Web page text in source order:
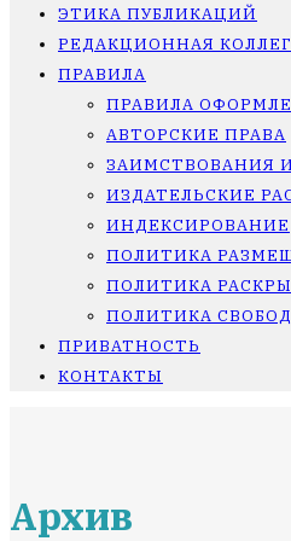
ЭТИКА ПУБЛИКАЦИЙ
РЕДАКЦИОННАЯ
ПРАВИЛА
ПРАВИЛА
АВТОРСКИЕ ПРАВА
ЗАИМСТВОВАНИЯ
ИЗДАТЕЛЬСКИЕ
ИНДЕКСИРОВАНИЕ
ПОЛИТИКА
ПОЛИТИКА
ПОЛИТИКА
ПРИВАТНОСТЬ
КОНТАКТЫ
Архив